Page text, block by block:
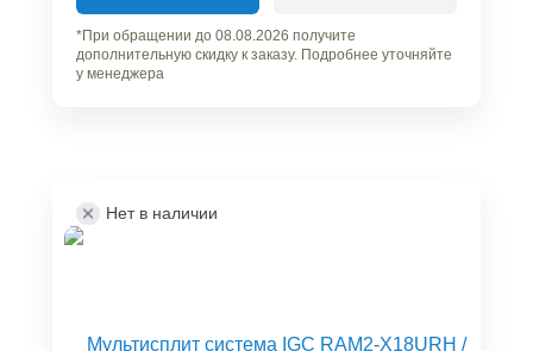
*При обращении до 08.08.2026 получите
дополнительную скидку к заказу. Подробнее уточняйте
у менеджера
Нет в наличии